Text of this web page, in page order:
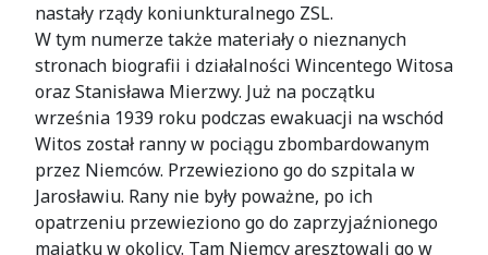
nastały rządy koniunkturalnego ZSL.
W tym numerze także materiały o nieznanych
stronach biografii i działalności Wincentego Witosa
oraz Stanisława Mierzwy. Już na początku
września 1939 roku podczas ewakuacji na wschód
Witos został ranny w pociągu zbombardowanym
przez Niemców. Przewieziono go do szpitala w
Jarosławiu. Rany nie były poważne, po ich
opatrzeniu przewieziono go do zaprzyjaźnionego
majątku w okolicy. Tam Niemcy aresztowali go w